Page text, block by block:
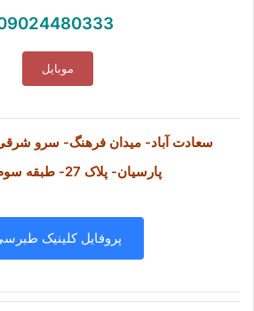
موبایل
سعادت آباد- میدان فرهنگ- سرو
پارسیان- پلاک 27- طبقه سوم- واحد 7
پروفایل کلینیک